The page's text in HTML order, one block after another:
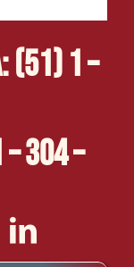
1 –
304 –